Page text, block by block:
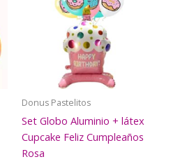
Donus Pastelitos
Set Globo Aluminio + látex
Cupcake Feliz Cumpleaños
Rosa